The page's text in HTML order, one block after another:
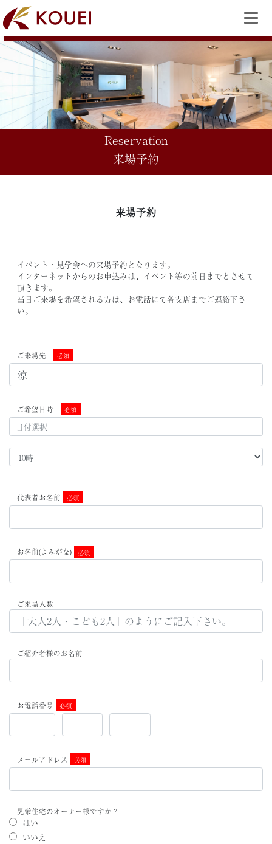
Reservation
来場予約
来場予約
イベント・見学会への来場予約となります。
インターネットからのお申込みは、イベント等の前日までとさせて
頂きます。
当日ご来場を希望される方は、お電話にて各支店までご連絡下さ
い。
ご来場先 必須
ご希望日時 必須
代表者お名前 必須
お名前(よみがな) 必須
ご来場人数
ご紹介者様のお名前
お電話番号 必須
- -
メールアドレス 必須
晃栄住宅のオーナー様ですか？
はい
いいえ